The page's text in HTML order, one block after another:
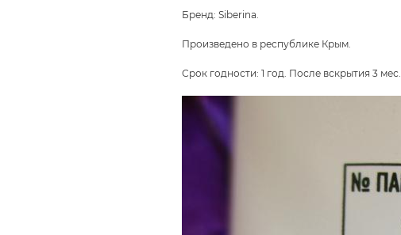
Бренд: Siberina.
Произведено в республике Крым.
Срок годности: 1 год. После вскрытия 3 мес.